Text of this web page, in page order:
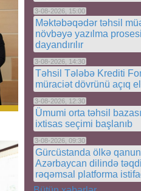
3-08-2026, 15:00
Məktəbəqədər təhsil
növbəyə yazılma
dayandırılır
3-08-2026, 14:30
Təhsil Tələbə Krediti
müraciət dövrünü açıq
3-08-2026, 12:30
Ümumi orta təhsil
ixtisas seçimi başlanıb
3-08-2026, 09:30
Gürcüstanda ölkə
Azərbaycan dilində
rəqəmsal platforma